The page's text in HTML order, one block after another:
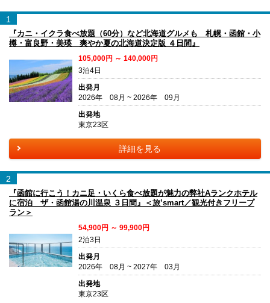
1
『カニ・イクラ食べ放題（60分）など北海道グルメも 札幌・函館・小
樽・富良野・美瑛 爽やか夏の北海道決定版 ４日間』
105,000円 ～ 140,000円
3泊4日
出発月
2026年 08月 ~ 2026年 09月
出発地
東京23区
詳細を見る
2
『函館に行こう！カニ足・いくら食べ放題が魅力の弊社Aランクホテル
に宿泊 ザ・函館湯の川温泉 ３日間』＜旅’smart／観光付きフリープ
ラン＞
54,900円 ～ 99,900円
2泊3日
出発月
2026年 08月 ~ 2027年 03月
出発地
東京23区